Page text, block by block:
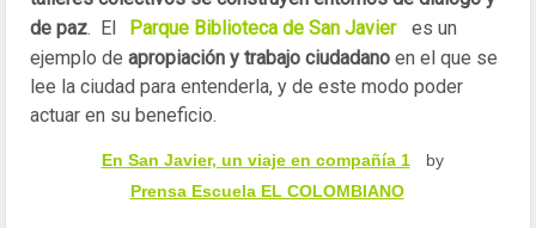
de paz. El Parque Biblioteca de San Javier
es un
ejemplo de apropiación y trabajo ciudadano en el que se
lee la ciudad para entenderla, y de este modo poder
actuar en su beneficio.
En San Javier, un viaje en compañía 1
by
Prensa Escuela EL COLOMBIANO